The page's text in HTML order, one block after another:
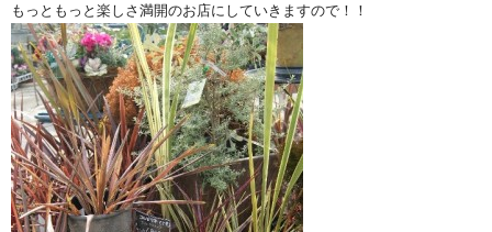
もっともっと楽しさ満開のお店にしていきますので！！